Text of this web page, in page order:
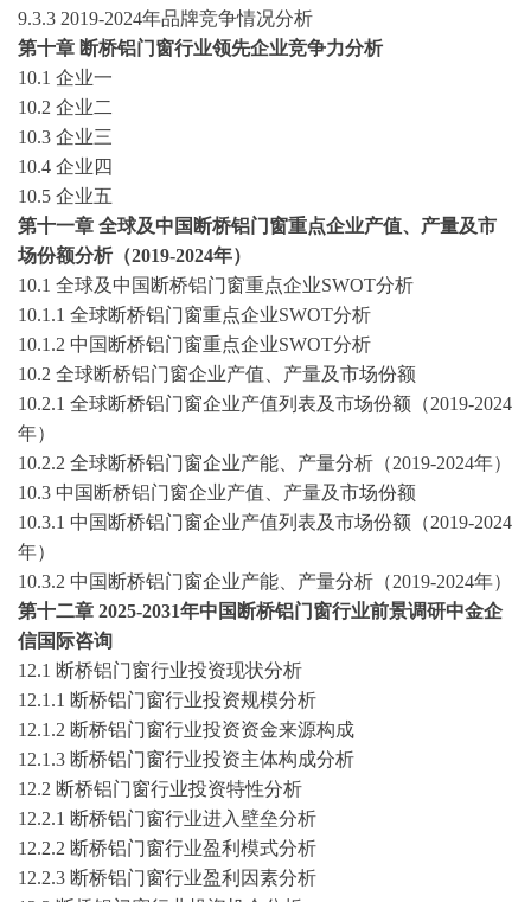
9.3.3 2019-2024年品牌竞争情况分析
第十章 断桥铝门窗行业领先企业竞争力分析
10.1 企业一
10.2 企业二
10.3 企业三
10.4 企业四
10.5 企业五
第十一章 全球及中国 断桥铝门窗重点企业产值、产量及市
场份额分析（2019-2024年）
10.1 全球及中国 断桥铝门窗重点企业SWOT分析
10.1.1 全球断桥铝门窗重点企业SWOT分析
10.1.2 中国 断桥铝门窗重点企业SWOT分析
10.2 全球断桥铝门窗企业产值、产量及市场份额
10.2.1 全球断桥铝门窗企业产值列表及市场份额（2019-2024
年）
10.2.2 全球断桥铝门窗企业产能、产量分析（2019-2024年）
10.3 中国 断桥铝门窗企业产值、产量及市场份额
10.3.1 中国 断桥铝门窗企业产值列表及市场份额（2019-2024
年）
10.3.2 中国 断桥铝门窗企业产能、产量分析（2019-2024年）
第十二章 2025-2031年中国 断桥铝门窗行业前景调研中金企
信国际咨询
12.1 断桥铝门窗行业投资现状分析
12.1.1 断桥铝门窗行业投资规模分析
12.1.2 断桥铝门窗行业投资资金来源构成
12.1.3 断桥铝门窗行业投资主体构成分析
12.2 断桥铝门窗行业投资特性分析
12.2.1 断桥铝门窗行业进入壁垒分析
12.2.2 断桥铝门窗行业盈利模式分析
12.2.3 断桥铝门窗行业盈利因素分析